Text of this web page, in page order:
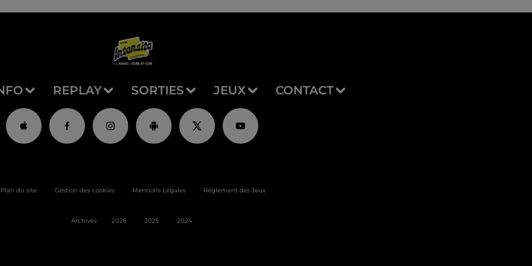
REPLAY SORTIES JEUX CONTACT
Plan du site Gestion des cookies Mentions Légales Règlement des Jeux
Archives 2026 2025 2024